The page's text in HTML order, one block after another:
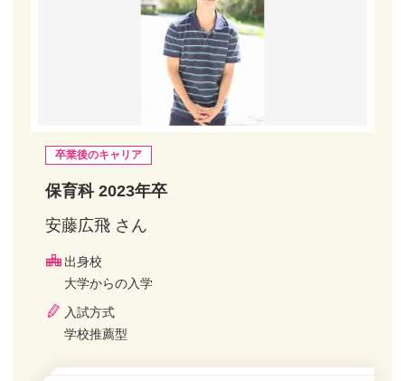
卒業後のキャリア
保育科 2023年卒
安藤広飛 さん
出身校
大学からの入学
入試方式
学校推薦型